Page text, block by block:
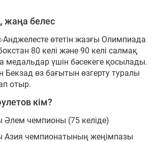
жаңа белес
өтетін жазғы Олимпиада
80 келі және 90 келі салмақ
медальдар үшін бәсекеге қосылады.
Бекзад өз бағытын өзгерту туралы
отыр.
кім?
чемпионы (75 келіде)
Азия чемпионатының жеңімпазы